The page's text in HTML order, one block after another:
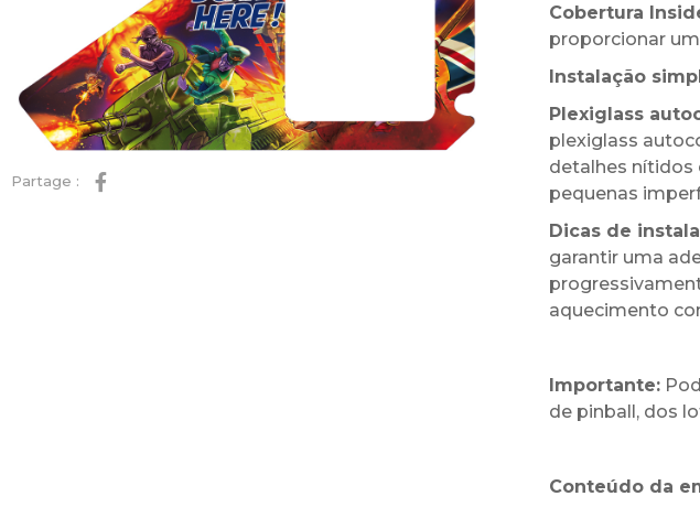
Partage :
Cobertura
proporcionar
Instalação
Plexiglass
plexiglass
detalhes nítidos
pequenas
Dicas de
garantir uma
aquecimento
Importante:
de pinball, dos
Conteúdo da